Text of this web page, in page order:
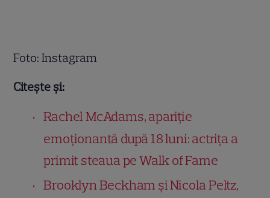
Foto: Instagram
Citește și:
Rachel McAdams, apariție
emoționantă după 18 luni: actrița a
primit steaua pe Walk of Fame
Brooklyn Beckham și Nicola Peltz,